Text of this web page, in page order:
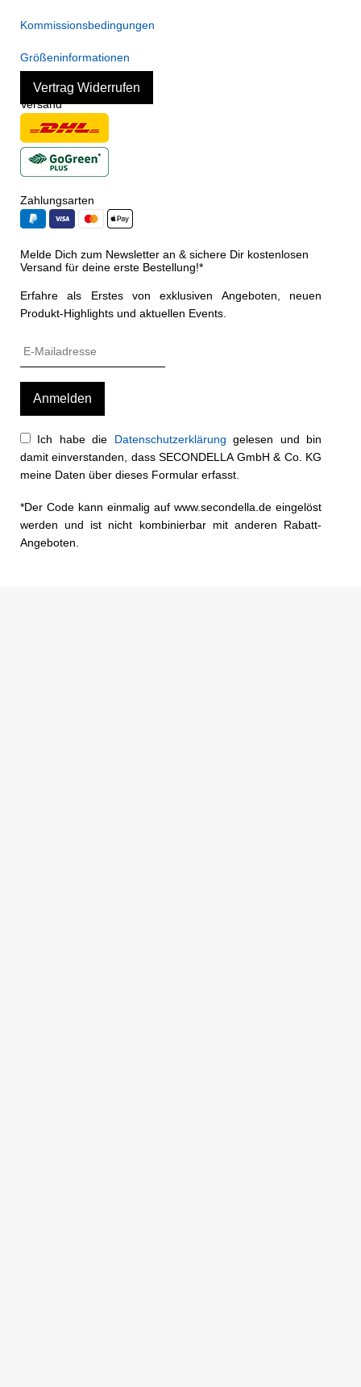
Kommissionsbedingungen
Größeninformationen
Vertrag Widerrufen
Versand
Zahlungsarten
Melde Dich zum Newsletter an & sichere Dir kostenlosen
Versand für deine erste Bestellung!*
Erfahre als Erstes von exklusiven Angeboten, neuen
Produkt-Highlights und aktuellen Events.
Ich habe die Datenschutzerklärung gelesen und bin
damit einverstanden, dass SECONDELLA GmbH & Co. KG
meine Daten über dieses Formular erfasst.
*Der Code kann einmalig auf www.secondella.de eingelöst
werden und ist nicht kombinierbar mit anderen Rabatt-
Angeboten.